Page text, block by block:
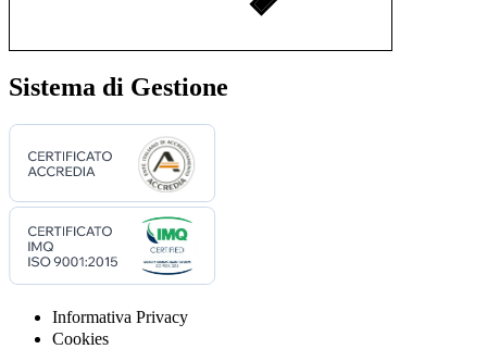
Sistema di Gestione
Informativa Privacy
Cookies